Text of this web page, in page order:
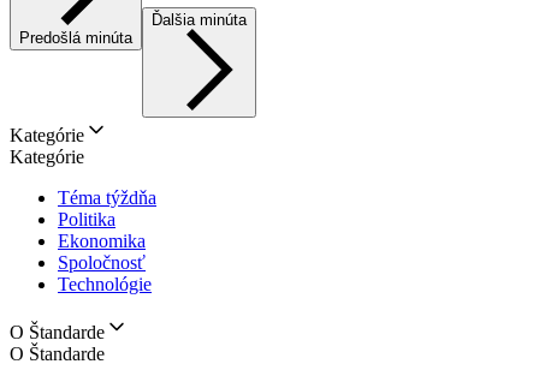
Predošlá minúta
Ďalšia minúta
Kategórie
Kategórie
Téma týždňa
Politika
Ekonomika
Spoločnosť
Technológie
O Štandarde
O Štandarde